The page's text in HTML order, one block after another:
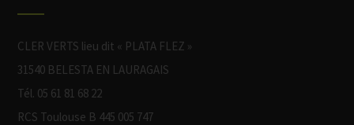
CLER VERTS lieu dit « PLATA FLEZ »
31540 BELESTA EN LAURAGAIS
Tél. 05 61 81 68 22
RCS Toulouse B 445 005 747